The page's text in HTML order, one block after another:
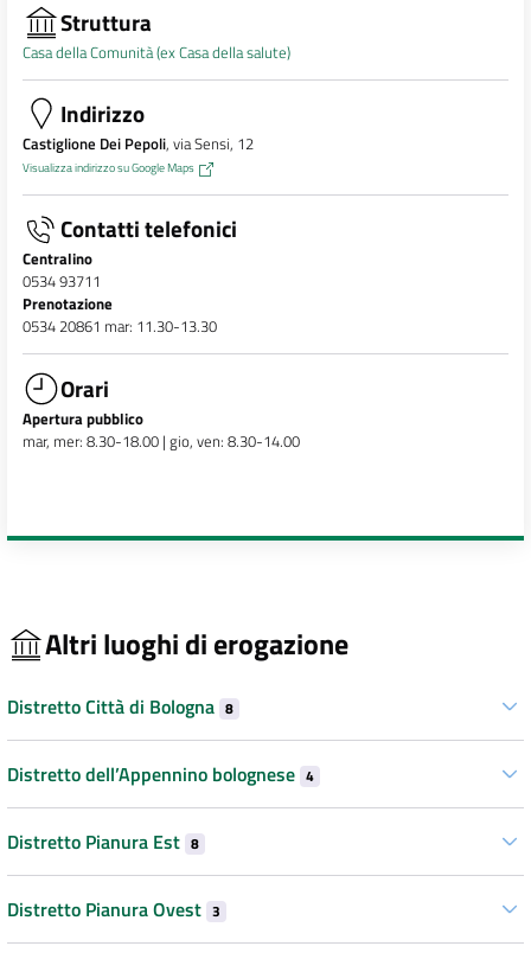
Struttura
Casa della Comunità (ex Casa della salute)
Indirizzo
Castiglione Dei Pepoli, via Sensi, 12
Visualizza indirizzo su Google Maps
Contatti telefonici
Centralino
0534 93711
Prenotazione
0534 20861 mar: 11.30-13.30
Orari
Apertura pubblico
mar, mer: 8.30-18.00 | gio, ven: 8.30-14.00
Altri luoghi di erogazione
Distretto Città di Bologna 8
Distretto dell’Appennino bolognese 4
Distretto Pianura Est 8
Distretto Pianura Ovest 3